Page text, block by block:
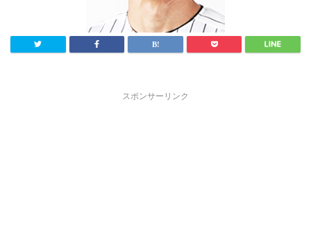
スポンサーリンク